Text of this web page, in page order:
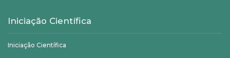
Iniciação Científica
Iniciação Científica